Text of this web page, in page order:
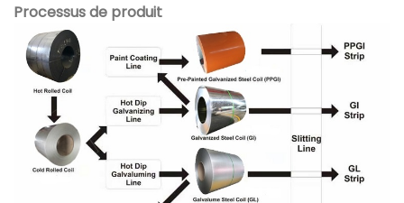
Processus de produit